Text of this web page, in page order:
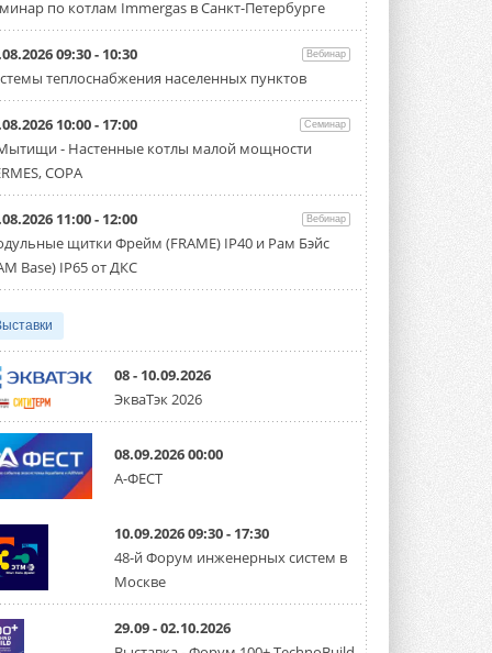
итоги конкурса студенческих
проектов «ТИМ-лидеры 2026»
Новый сезон конкурса «ТИМ-лидеры»
стартует уже в сентябре 2026 года ...
3 АВГУСТА 2026
«Русклимат» укрепляет
партнёрство за Уралом
Омск с трёхдневным рабочим визитом ...
31 ИЮЛЯ 2026
Carrier модернизирует
флагманский чиллер AquaEdge
19XR
Mitsubishi расширяет
направление систем
охлаждения для ЦОД
компанию MEHITS US Inc. ...
31 ИЮЛЯ 2026
иностранных инверторов
28 июля 2026 года Федеральная
комиссия по связи США (FCC) обновила
свой специальный перечень Covered ...
31 ИЮЛЯ 2026
Уже через месяц в России
по котлам Immergas в Санкт-Петербурге
09:30 - 10:30 Вебинар
теплоснабжения населенных пунктов
10:00 - 17:00 Семинар
- Настенные котлы малой мощности
COPA
11:00 - 12:00 Вебинар
щитки Фрейм (FRAME) IP40 и Рам Бэйс
Base) IP65 от ДКС
08 - 10.09.2026
ЭкваТэк 2026
08.09.2026 00:00
А-ФЕСТ
10.09.2026 09:30 - 17:30
48-й Форум инженерных систем в
Москве
29.09 - 02.10.2026